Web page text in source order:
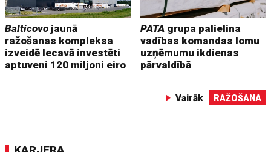
Balticovo jaunā
ražošanas kompleksa
izveidē Iecavā investēti
aptuveni 120 miljoni eiro
PATA grupa palielina
vadības komandas lomu
uzņēmumu ikdienas
pārvaldībā
Vairāk RAŽOŠANA